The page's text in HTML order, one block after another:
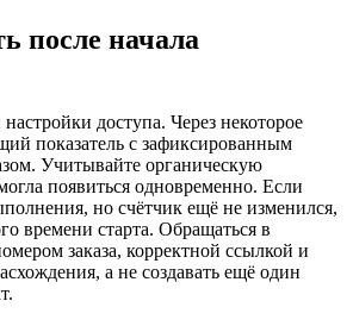
после начала
доступа. Через некоторое
показатель с зафиксированным
Учитывайте органическую
появиться одновременно. Если
но счётчик ещё не изменился,
времени старта. Обращаться в
заказа, корректной ссылкой и
а не создавать ещё один